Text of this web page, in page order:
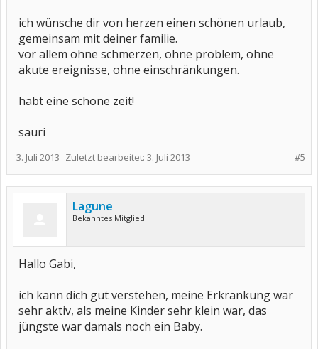
ich wünsche dir von herzen einen schönen urlaub,
gemeinsam mit deiner familie.
vor allem ohne schmerzen, ohne problem, ohne
akute ereignisse, ohne einschränkungen.
habt eine schöne zeit!
sauri
#5
3. Juli 2013 Zuletzt bearbeitet: 3. Juli 2013
Lagune
Bekanntes Mitglied
Hallo Gabi,
ich kann dich gut verstehen, meine Erkrankung war
sehr aktiv, als meine Kinder sehr klein war, das
jüngste war damals noch ein Baby.